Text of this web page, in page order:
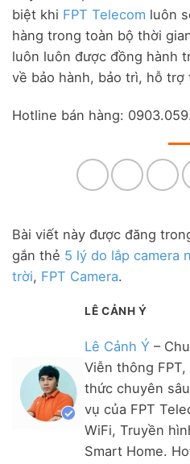
biệt khi FPT Telecom luôn
hàng trong toàn bộ thời
luôn luôn được đồng hành
về bảo hành, bảo trì, hỗ trợ
Hotline bán hàng:
Bài viết này được đăng
gắn thẻ 5 lý do lắp camera
trời, FPT Camera.
LÊ CẢNH Ý
Lê Cảnh Ý –
Viễn thông
thức chuyên
vụ của FPT
WiFi, Truyền
Smart Home.